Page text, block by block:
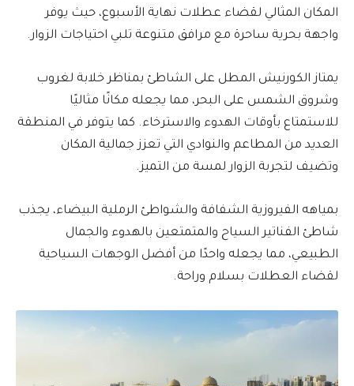
المكان المثالي لقضاء عطلات نهاية الأسبوع، حيث يوفر
واجهة بحرية ساحرة مع مرافق متنوعة تلبي احتياجات الزوار.
يمتاز الكورنيش المطل على الشاطئ بمناظر خلابة لغروب
وشروق الشمس على البحر، مما يجعله مكانًا مثاليًا
للاستمتاع بأوقات الهدوء والاسترخاء. كما يتوفر في المنطقة
العديد من المطاعم والنوادي التي تعزز جمالية المكان
وتضيف لتجربة الزوار لمسة من التميز.
بمياهه الفيروزية الشفافة والشواطئ الرملية البيضاء، يجذب
شاطئ الفناتير السياح والمتمتعين بالهدوء والجمال
الطبيعي، مما يجعله واحدًا من أفضل الوجهات السياحية
لقضاء العطلات بسلام وراحة.